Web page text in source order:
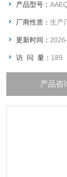
产品型号：
厂商性质：生产
更新时间：
访 问 量： 189
产品咨